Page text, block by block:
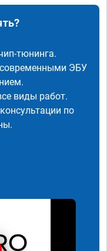
тюнинга.
современными ЭБУ
виды работ.
по